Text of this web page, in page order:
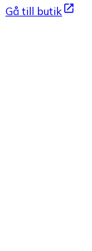
Gå till butik